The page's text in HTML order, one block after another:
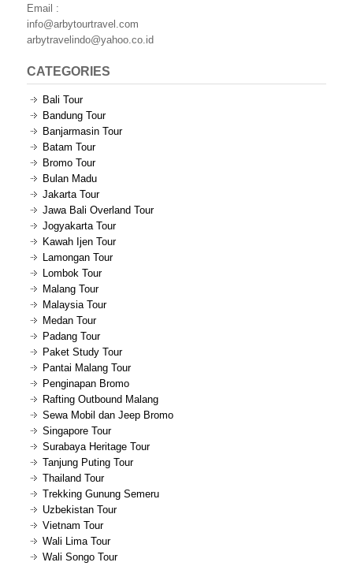
Email :
info@arbytourtravel.com
arbytravelindo@yahoo.co.id
CATEGORIES
Bali Tour
Bandung Tour
Banjarmasin Tour
Batam Tour
Bromo Tour
Bulan Madu
Jakarta Tour
Jawa Bali Overland Tour
Jogyakarta Tour
Kawah Ijen Tour
Lamongan Tour
Lombok Tour
Malang Tour
Malaysia Tour
Medan Tour
Padang Tour
Paket Study Tour
Pantai Malang Tour
Penginapan Bromo
Rafting Outbound Malang
Sewa Mobil dan Jeep Bromo
Singapore Tour
Surabaya Heritage Tour
Tanjung Puting Tour
Thailand Tour
Trekking Gunung Semeru
Uzbekistan Tour
Vietnam Tour
Wali Lima Tour
Wali Songo Tour